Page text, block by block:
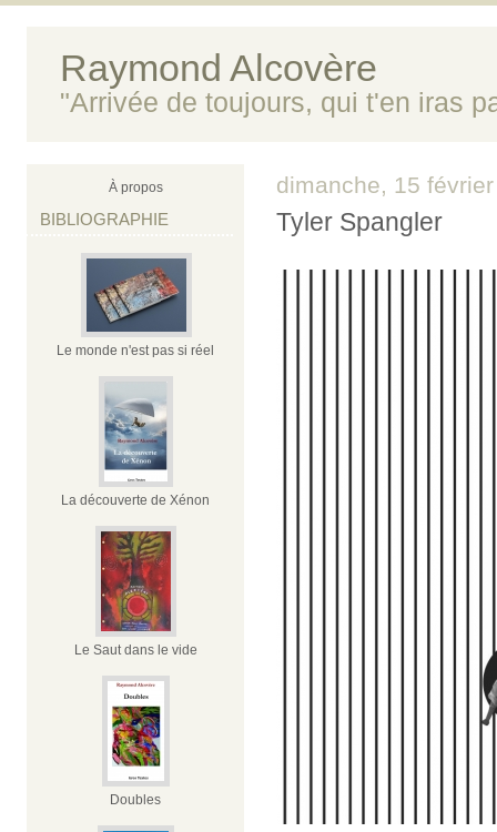
Raymond Alcovère
"Arrivée de toujours, qui t'en iras
À propos
BIBLIOGRAPHIE
Le monde n'est pas si réel
La découverte de Xénon
Le Saut dans le vide
Doubles
dimanche, 15
Tyler Spangler